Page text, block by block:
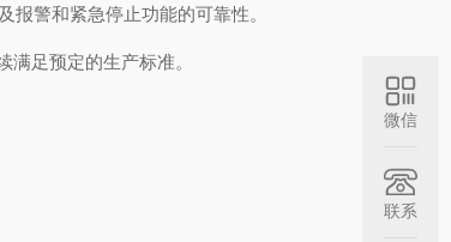
警和紧急停止功能的可靠性。
足预定的生产标准。
微信
联系